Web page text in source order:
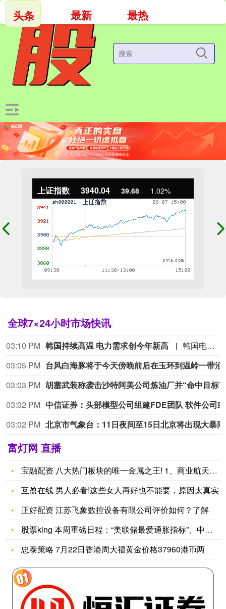
上证指数 3940.04 39.68 1.02%
全球7×24小时市场快讯
03:10 PM 韩国持续高温 电力需求创今年新高
韩国电力交易所9日发布的数据显示，受持续热浪影响，韩国电力需求近日创下今年以来新高。韩联社援引这组数据报道，本月7日，韩国最高电力需求达到95.321吉瓦。目前备用电力为8.2吉瓦，一旦备用电力低于5.5吉瓦，将触发电力供应紧急警报。韩国政府预期今后一周电力需求还将持续攀升。这一方面是由于高温天气尚无缓解迹象，另一方面是因夏季假期结束后，工业生产会加大马力。（新华社）
03:05 PM
03:03 PM
03:02 PM
03:02 PM
富灯网 直播
宝融配资 八大热门板块的唯一金属之王! 1、商业航天→铌。2
互盈在线 男人必看!这些女人再好也不能要，原因太真实
正好配资 江苏飞象数控设备有限公司评价如何？了解
股票king 本周重磅日程：“美联储最爱通胀指标”、中国PM
忠泰策略 7月22日香港周大福黄金价格37960港币两
头条 最新 最热